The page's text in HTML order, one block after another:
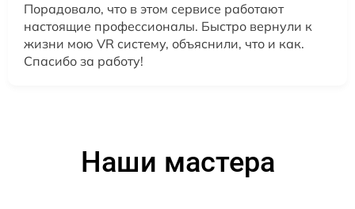
Порадовало, что в этом сервисе работают
настоящие профессионалы. Быстро вернули к
жизни мою VR систему, объяснили, что и как.
Спасибо за работу!
Наши мастера